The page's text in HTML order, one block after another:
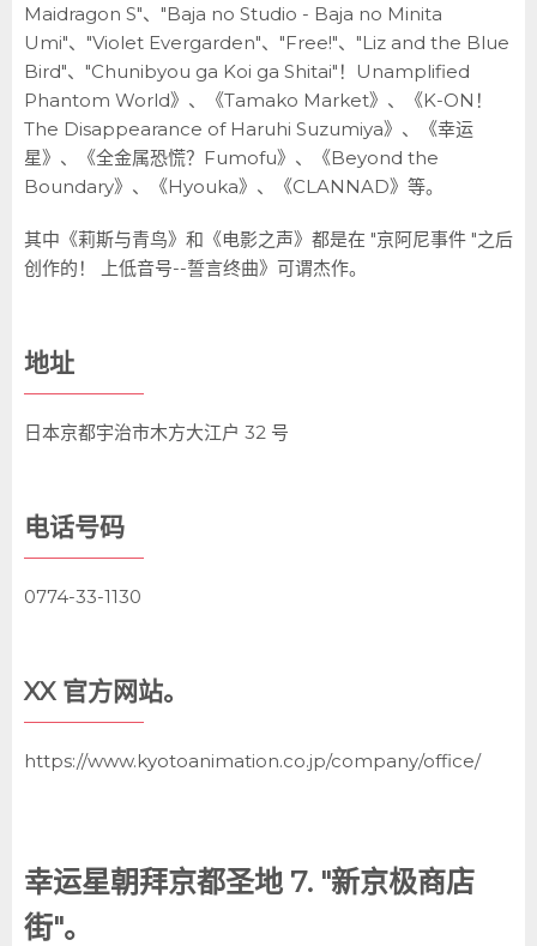
Maidragon S"、"Baja no Studio - Baja no Minita
Umi"、"Violet Evergarden"、"Free!"、"Liz and the Blue
Bird"、"Chunibyou ga Koi ga Shitai"！Unamplified
Phantom World》、《Tamako Market》、《K-ON！
The Disappearance of Haruhi Suzumiya》、《幸运
星》、《全金属恐慌？Fumofu》、《Beyond the
Boundary》、《Hyouka》、《CLANNAD》等。
其中《莉斯与青鸟》和《电影之声》都是在 "京阿尼事件 "之后
创作的！ 上低音号--誓言终曲》可谓杰作。
地址
日本京都宇治市木方大江户 32 号
电话号码
0774-33-1130
XX 官方网站。
https://www.kyotoanimation.co.jp/company/office/
幸运星朝拜京都圣地 7. "新京极商店
街"。